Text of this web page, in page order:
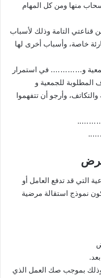
منها ومن كل المهام
قناعتي التامة وذلك لأسباب
خاصة، وأسباب أخرى لها
و…………. في استمرار
المطلوبة للجمعية و
وأرجو أن تتفهموا
التي قد تدفع العامل أو
نموذج استقالة مرضية
بموجب صك العمل الذي